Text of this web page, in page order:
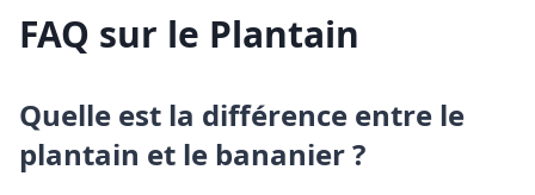
FAQ sur le Plantain
Quelle est la différence entre le
plantain et le bananier ?